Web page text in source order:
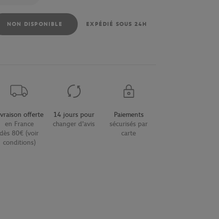
NON DISPONIBLE EXPÉDIÉ SOUS 24H
offerte
en France
dès 80€ (voir
conditions)
14 jours pour
changer d'avis
Paiements
sécurisés par
carte